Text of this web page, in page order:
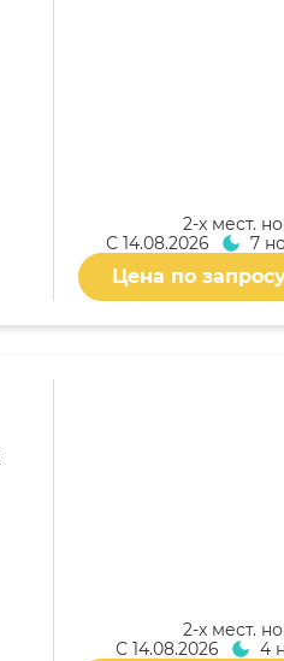
2-x мест.
С 14.08.2026 7
Цена по
2-x мест.
С 14.08.2026 4